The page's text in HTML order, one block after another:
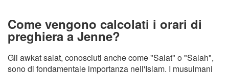
Come vengono calcolati i orari di
preghiera a Jenne?
Gli awkat salat, conosciuti anche come "Salat" o "Salah",
sono di fondamentale importanza nell'Islam. I musulmani